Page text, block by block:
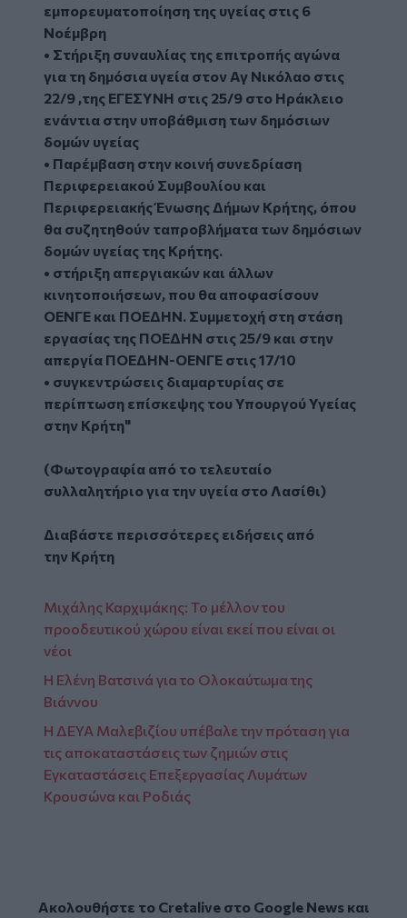
εμπορευματοποίηση της υγείας στις 6
Νοέμβρη
• Στήριξη συναυλίας της επιτροπής αγώνα
για τη δημόσια υγεία στον Αγ Νικόλαο στις
22/9 ,της ΕΓΕΣΥΝΗ στις 25/9 στο Ηράκλειο
ενάντια στην υποβάθμιση των δημόσιων
δομών υγείας
• Παρέμβαση στην κοινή συνεδρίαση
Περιφερειακού Συμβουλίου και
Περιφερειακής Ένωσης Δήμων Κρήτης, όπου
θα συζητηθούν ταπροβλήματα των δημόσιων
δομών υγείας της Κρήτης.
• στήριξη απεργιακών και άλλων
κινητοποιήσεων, που θα αποφασίσουν
ΟΕΝΓΕ και ΠΟΕΔΗΝ. Συμμετοχή στη στάση
εργασίας της ΠΟΕΔΗΝ στις 25/9 και στην
απεργία ΠΟΕΔΗΝ-ΟΕΝΓΕ στις 17/10
• συγκεντρώσεις διαμαρτυρίας σε
περίπτωση επίσκεψης του Υπουργού Υγείας
στην Κρήτη"
(Φωτογραφία από το τελευταίο
συλλαλητήριο για την υγεία στο Λασίθι)
Διαβάστε περισσότερες ειδήσεις από
την Κρήτη
Μιχάλης Καρχιμάκης: Το μέλλον του
προοδευτικού χώρου είναι εκεί που είναι οι
νέοι
H Ελένη Βατσινά για το Ολοκαύτωμα της
Βιάννου
Η ΔΕΥΑ Μαλεβιζίου υπέβαλε την πρόταση για
τις αποκαταστάσεις των ζημιών στις
Εγκαταστάσεις Επεξεργασίας Λυμάτων
Κρουσώνα και Ροδιάς
Ακολουθήστε το Cretalive στο Google Newsκαι